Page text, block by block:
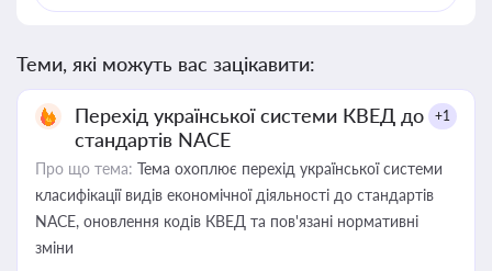
Теми, які можуть вас зацікавити:
Перехід української системи КВЕД до
стандартів NACE
+1
Про що тема: Тема охоплює перехід української системи
класифікації видів економічної діяльності до стандартів
NACE, оновлення кодів КВЕД та пов'язані нормативні
зміни